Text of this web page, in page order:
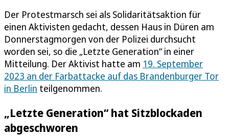
Der Protestmarsch sei als Solidaritätsaktion für
einen Aktivisten gedacht, dessen Haus in Düren am
Donnerstagmorgen von der Polizei durchsucht
worden sei, so die „Letzte Generation“ in einer
Mitteilung. Der Aktivist hatte am 19. September
2023 an der Farbattacke auf das Brandenburger Tor
in Berlin teilgenommen.
„Letzte Generation“ hat Sitzblockaden
abgeschworen